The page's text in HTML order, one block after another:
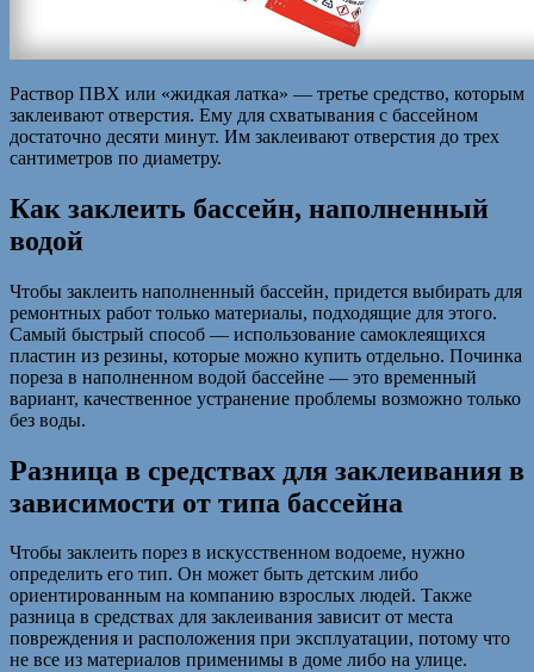
Раствор ПВХ или «жидкая латка» — третье средство, которым
заклеивают отверстия. Ему для схватывания с бассейном
достаточно десяти минут. Им заклеивают отверстия до трех
сантиметров по диаметру.
Как заклеить бассейн, наполненный
водой
Чтобы заклеить наполненный бассейн, придется выбирать для
ремонтных работ только материалы, подходящие для этого.
Самый быстрый способ — использование самоклеящихся
пластин из резины, которые можно купить отдельно. Починка
пореза в наполненном водой бассейне — это временный
вариант, качественное устранение проблемы возможно только
без воды.
Разница в средствах для заклеивания в
зависимости от типа бассейна
Чтобы заклеить порез в искусственном водоеме, нужно
определить его тип. Он может быть детским либо
ориентированным на компанию взрослых людей. Также
разница в средствах для заклеивания зависит от места
повреждения и расположения при эксплуатации, потому что
не все из материалов применимы в доме либо на улице.